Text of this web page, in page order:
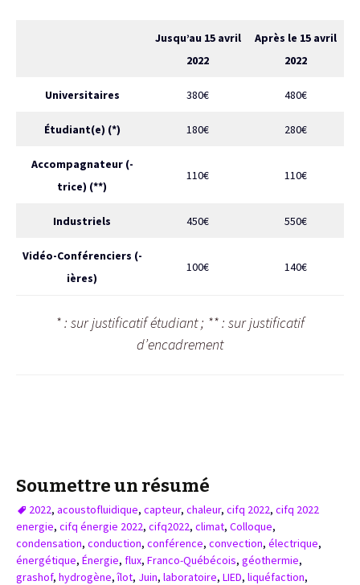
Jusqu’au 15 avril
2022
Après le 15 avril
2022
Universitaires 380€ 480€
Étudiant(e) (*) 180€ 280€
Accompagnateur (-
trice) (**)
110€ 110€
Industriels 450€ 550€
Vidéo-Conférenciers (-
ières)
100€ 140€
* : sur justificatif étudiant ; ** : sur justificatif
d’encadrement
Soumettre un résumé
2022, acoustofluidique, capteur, chaleur, cifq 2022, cifq 2022
energie, cifq énergie 2022, cifq2022, climat, Colloque,
condensation, conduction, conférence, convection, électrique,
énergétique, Énergie, flux, Franco-Québécois, géothermie,
grashof, hydrogène,îlot, Juin, laboratoire, LIED, liquéfaction,